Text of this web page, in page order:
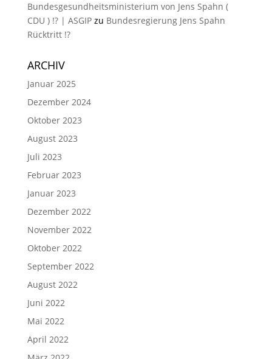
Bundesgesundheitsministerium von Jens Spahn (
CDU ) !? | ASGIPzu Bundesregierung Jens Spahn
Rücktritt !?
ARCHIV
Januar 2025
Dezember 2024
Oktober 2023
August 2023
Juli 2023
Februar 2023
Januar 2023
Dezember 2022
November 2022
Oktober 2022
September 2022
August 2022
Juni 2022
Mai 2022
April 2022